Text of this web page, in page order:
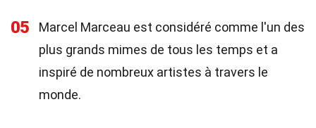
05
Marcel Marceau est considéré comme l'un des
plus grands mimes de tous les temps et a
inspiré de nombreux artistes à travers le
monde.